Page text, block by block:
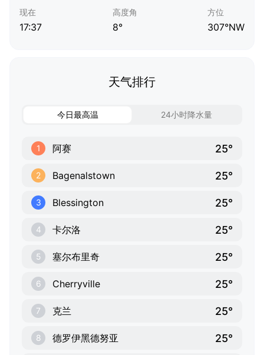
现在
17:37
高度角
8°
方位
307°NW
天气排行
今日最高温 24小时降水量
1 阿赛 25°
2 Bagenalstown 25°
3 Blessington 25°
4 卡尔洛 25°
5 塞尔布里奇 25°
6 Cherryville 25°
7 克兰 25°
8 德罗伊黑德努亚 25°